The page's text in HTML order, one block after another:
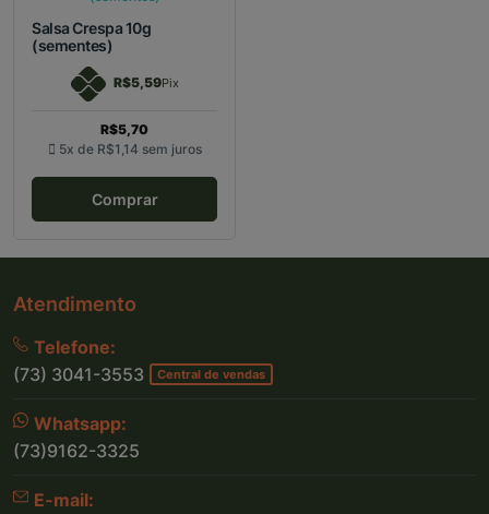
Salsa Crespa 10g
(sementes)
R$5,59Pix
R$5,70
5x de R$1,14 sem juros
Comprar
Atendimento
Telefone:
(73) 3041-3553
Central de vendas
Whatsapp:
(73)9162-3325
E-mail: